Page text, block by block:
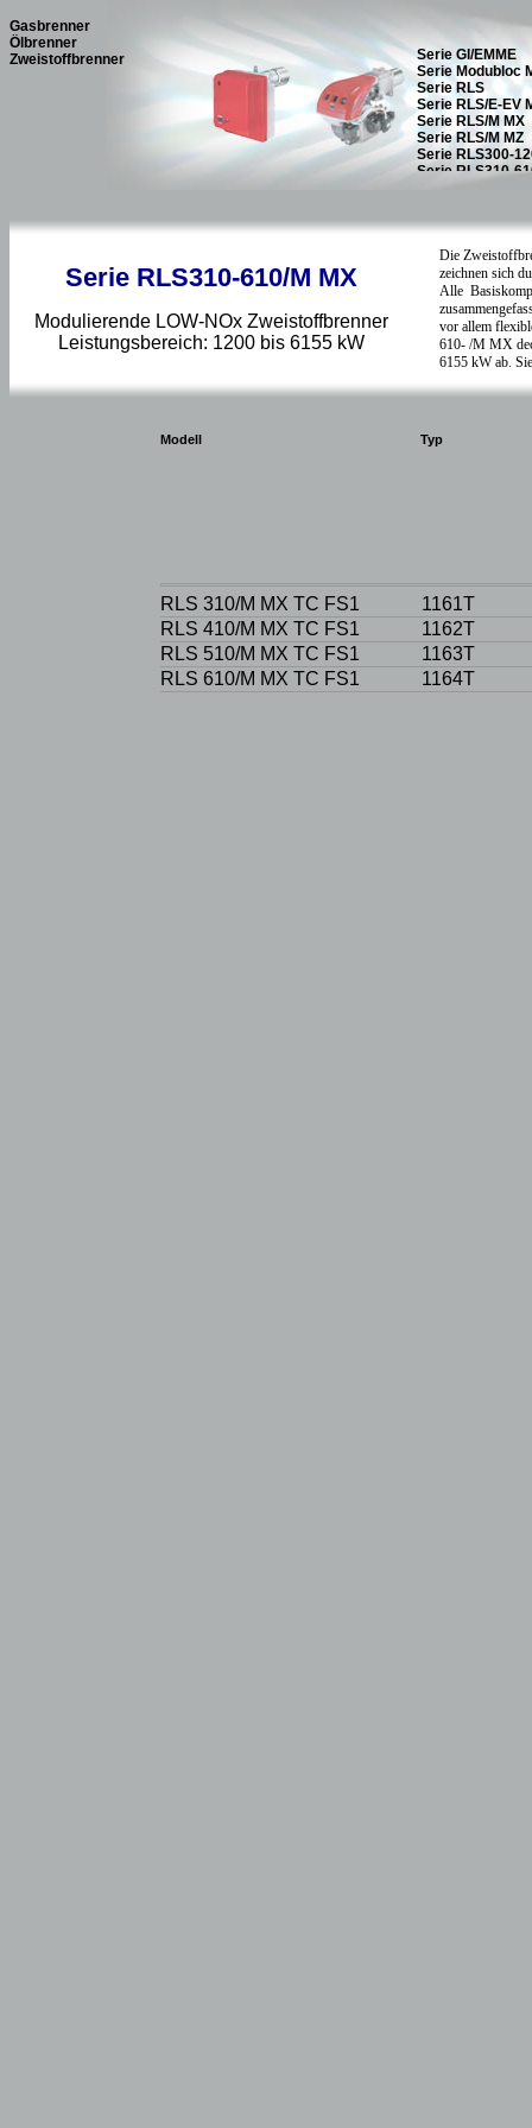
Gasbrenner
Ölbrenner
Zweistoffbrenner
Serie RLS310-610/M MX
Modulierende LOW-NOx Zweistoffbrenner
Leistungsbereich: 1200 bis 6155 kW
Modell Typ